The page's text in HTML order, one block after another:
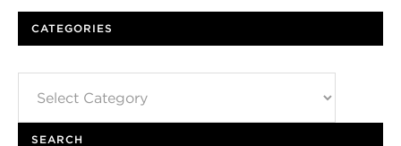
CATEGORIES
SEARCH